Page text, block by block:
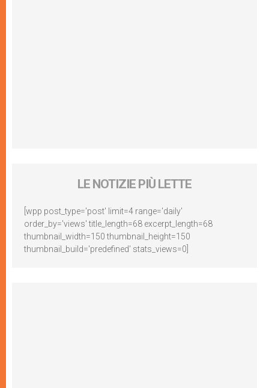
LE NOTIZIE PIÙ LETTE
[wpp post_type='post' limit=4 range='daily'
order_by='views' title_length=68 excerpt_length=68
thumbnail_width=150 thumbnail_height=150
thumbnail_build='predefined' stats_views=0]